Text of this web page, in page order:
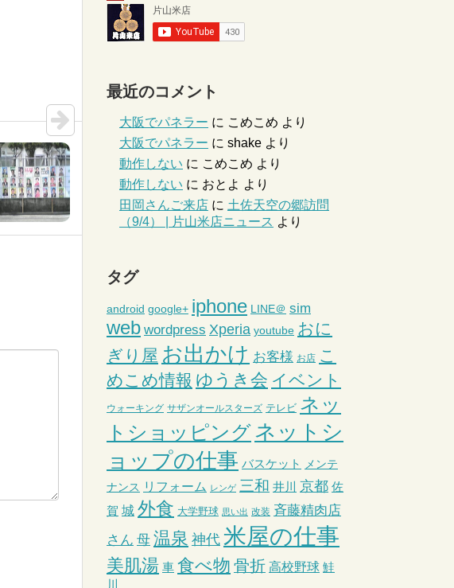
最近のコメント
大阪でパネラー に こめこめ より
大阪でパネラー に shake より
動作しない に こめこめ より
動作しない に おとよ より
田岡さんご来店 に 土佐天空の郷訪問
（9/4） | 片山米店ニュース より
タグ
android google+ iphone LINE＠ sim
web wordpress Xperia youtube おに
ぎり屋 お出かけ お客様 お店 こ
めこめ情報 ゆうき会 イベント
ウォーキング サザンオールスターズ テレビ ネッ
トショッピングネットシ
ョップの仕事 バスケット
メンテ
ナンス リフォーム レンゲ 三和 井川 京都 佐
賀 城 外食 大学野球 思い出 改装 斉藤精肉店
さん 母 温泉 神代 米屋の仕事
美肌湯 車 食べ物 骨折 高校野球 鮭
川